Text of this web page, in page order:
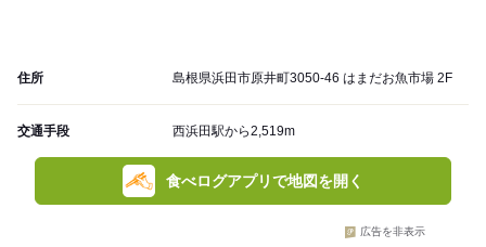
住所 島根県浜田市原井町3050-46 はまだお魚市場 2F
交通手段 西浜田駅から2,519m
食べログアプリで地図を開く
広告を非表示